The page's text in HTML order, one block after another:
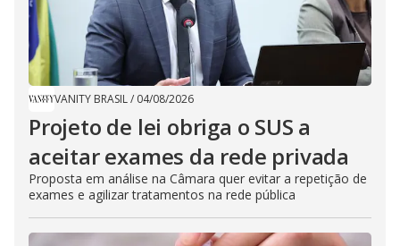
VANITY BRASIL/ 04/08/2026
Projeto de lei obriga o SUS a
aceitar exames da rede privada
Proposta em análise na Câmara quer evitar a repetição de
exames e agilizar tratamentos na rede pública